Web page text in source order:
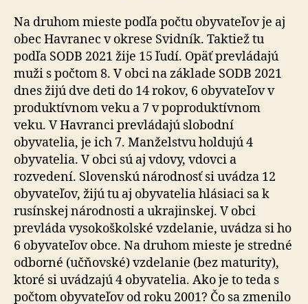
Na druhom mieste podľa počtu obyvateľov je aj
obec Havranec v okrese Svidník. Taktiež tu
podľa SODB 2021 žije 15 ľudí. Opäť prevládajú
muži s počtom 8. V obci na základe SODB 2021
dnes žijú dve deti do 14 rokov, 6 obyvateľov v
produktívnom veku a 7 v poproduktívnom
veku. V Havranci prevládajú slobodní
obyvatelia, je ich 7. Manželstvu holdujú 4
obyvatelia. V obci sú aj vdovy, vdovci a
rozvedení. Slovenskú národnosť si uvádza 12
obyvateľov, žijú tu aj obyvatelia hlásiaci sa k
rusínskej národnosti a ukrajinskej. V obci
prevláda vysokoškolské vzdelanie, uvádza si ho
6 obyvateľov obce. Na druhom mieste je stredné
odborné (učňovské) vzdelanie (bez maturity),
ktoré si uvádzajú 4 obyvatelia. Ako je to teda s
počtom obyvateľov od roku 2001? Čo sa zmenilo